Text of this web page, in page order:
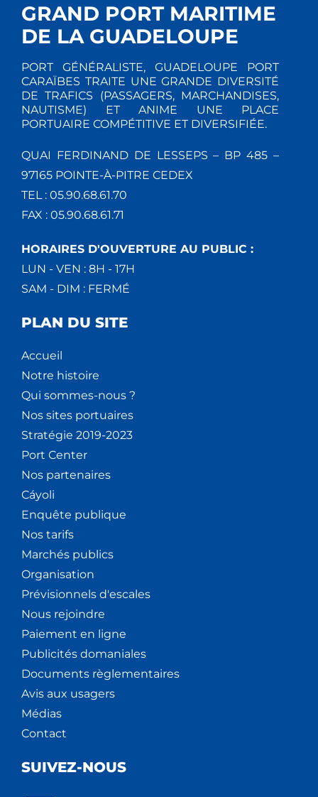
GRAND PORT MARITIME
DE LA GUADELOUPE
PORT GÉNÉRALISTE, GUADELOUPE PORT
CARAÏBES TRAITE UNE GRANDE DIVERSITÉ
DE TRAFICS (PASSAGERS, MARCHANDISES,
NAUTISME) ET ANIME UNE PLACE
PORTUAIRE COMPÉTITIVE ET DIVERSIFIÉE.
QUAI FERDINAND DE LESSEPS – BP 485 –
97165 POINTE-À-PITRE CEDEX
TEL : 05.90.68.61.70
FAX : 05.90.68.61.71
HORAIRES D'OUVERTURE AU PUBLIC :
LUN - VEN : 8H - 17H
SAM - DIM : FERMÉ
PLAN DU SITE
Accueil
Notre histoire
Qui sommes-nous ?
Nos sites portuaires
Stratégie 2019-2023
Port Center
Nos partenaires
Cáyoli
Enquête publique
Nos tarifs
Marchés publics
Organisation
Prévisionnels d'escales
Nous rejoindre
Paiement en ligne
Publicités domaniales
Documents règlementaires
Avis aux usagers
Médias
Contact
SUIVEZ-NOUS